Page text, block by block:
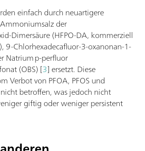
einfach durch neuartigere
der
Dimersäure (HFPO-DA, kommerziell
9-Chlorhexadecafluor-3-oxanonan-1-
Natrium p-perfluor
(OBS) [3] ersetzt. Diese
Verbot von PFOA, PFOS und
betroffen, was jedoch nicht
giftig oder weniger persistent